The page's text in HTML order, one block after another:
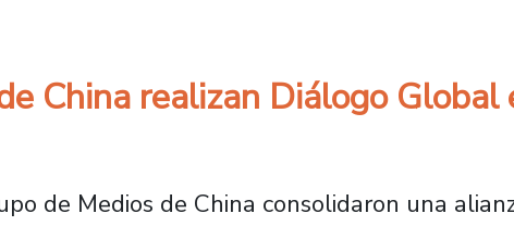
China realizan Diálogo
de Medios de China consolidaron una